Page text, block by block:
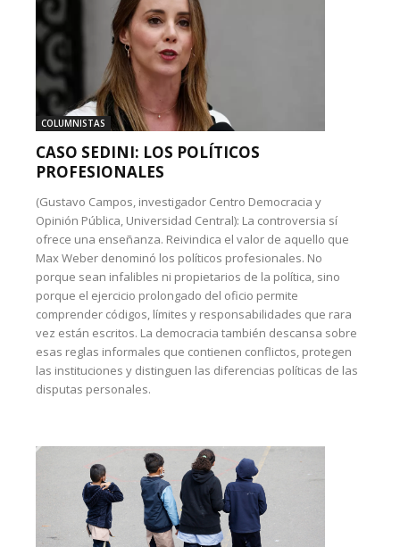
COLUMNISTAS
CASO SEDINI: LOS POLÍTICOS
PROFESIONALES
(Gustavo Campos, investigador Centro Democracia y
Opinión Pública, Universidad Central): La controversia sí
ofrece una enseñanza. Reivindica el valor de aquello que
Max Weber denominó los políticos profesionales. No
porque sean infalibles ni propietarios de la política, sino
porque el ejercicio prolongado del oficio permite
comprender códigos, límites y responsabilidades que rara
vez están escritos. La democracia también descansa sobre
esas reglas informales que contienen conflictos, protegen
las instituciones y distinguen las diferencias políticas de las
disputas personales.